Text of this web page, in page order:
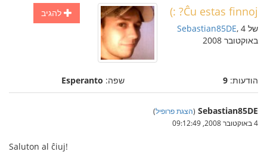
להגיב Ĉu estas finnoj? :)
של Sebastian85DE, 4
באוקטובר 2008
הודעות: 9 שפה: Esperanto
Sebastian85DE
(הצגת פרופיל)
4 באוקטובר 2008, 09:12:49
Saluton al ĉiuj!